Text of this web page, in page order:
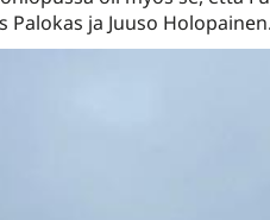
Palokas ja Juuso